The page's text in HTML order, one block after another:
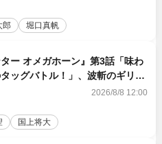
郎 堀口真帆
ター オメガホーン』第3話「味わ
ッグバトル！」、波斬のギリコ
トルを挑んできた！2026/8/8 12:00
国上将大